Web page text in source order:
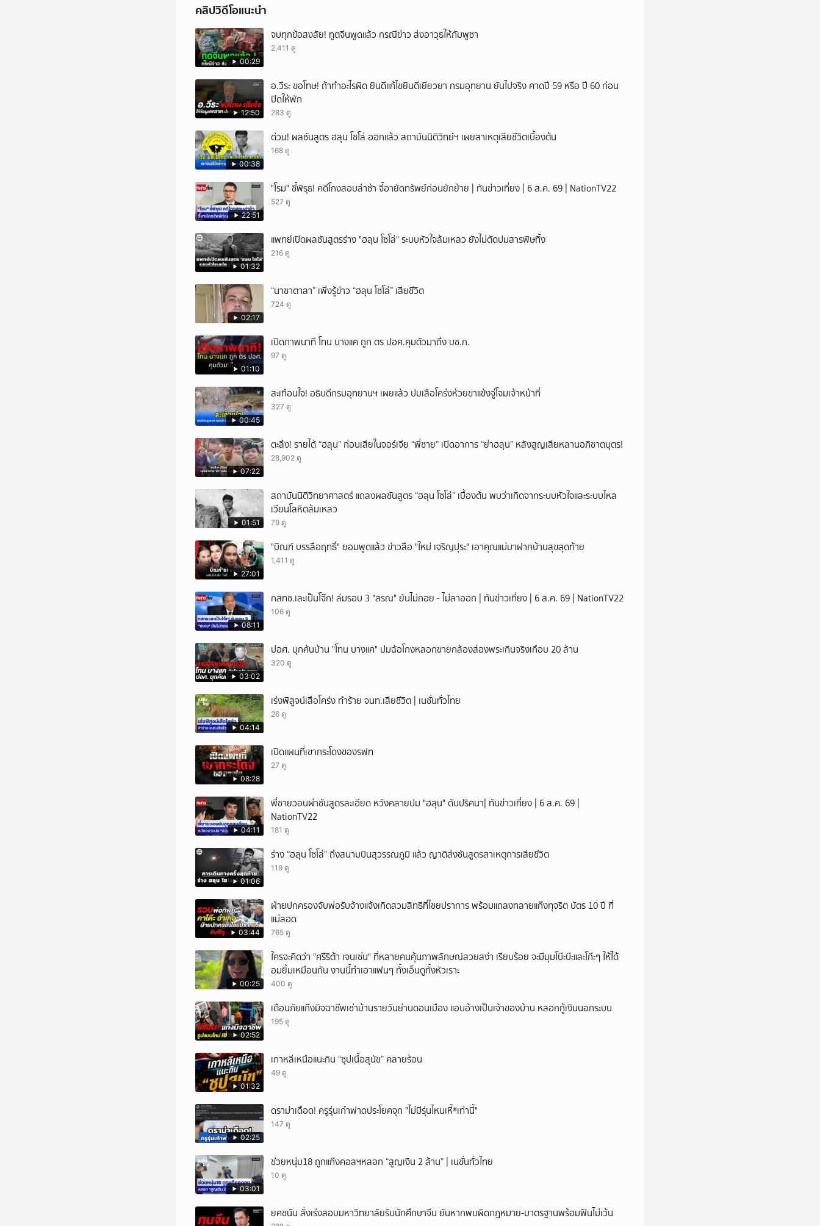
คลิปวิดีโอแนะนำ
00:29
จบทุกข้อสงสัย! ทูตจีนพูดแล้ว กรณีข่าว ส่งอาวุธให้กัมพูชา
2,411 ดู
12:50
อ.วีระ ขอโทษ! ถ้าทำอะไรผิด ยินดีแก้ไขยินดีเยียวยา กรมอุทยาน ยันไปจริง คาดปี 59 หรือ ปี 60 ก่อน
ปิดให้พัก
283 ดู
00:38
ด่วน! ผลชันสูตร ฮลุน โซโล่ ออกแล้ว สถาบันนิติวิทย์ฯ เผยสาเหตุเสียชีวิตเบื้องต้น
168 ดู
22:51
"โรม" ชี้พิรุธ! คดีโกงสอบล่าช้า จี้อายัดทรัพย์ก่อนยักย้าย | ทันข่าวเที่ยง | 6 ส.ค. 69 | NationTV22
527 ดู
01:32
แพทย์เปิดผลชันสูตรร่าง "ฮลุน โซโล่" ระบบหัวใจล้มเหลว ยังไม่ตัดปมสารพิษทิ้ง
216 ดู
02:17
“นาซาตาลา” เพิ่งรู้ข่าว “ฮลุน โซโล่” เสียชีวิต
724 ดู
01:10
เปิดภาพนาที โทน บางแค ถูก ตร ปอศ.คุมตัวมาถึง บช.ก.
97 ดู
00:45
สะเทือนใจ! อธิบดีกรมอุทยานฯ เผยแล้ว ปมเสือโคร่งห้วยขาแข้งจู่โจมเจ้าหน้าที่
327 ดู
07:22
ตะลึง! รายได้ “ฮลุน” ก่อนเสียในจอร์เจีย “พี่ชาย” เปิดอาการ “ย่าฮลุน” หลังสูญเสียหลานอภิชาตบุตร!
28,902 ดู
01:51
สถาบันนิติวิทยาศาสตร์ แถลงผลชันสูตร “ฮลุน โซโล่” เบื้องต้น พบว่าเกิดจากระบบหัวใจและระบบไหล
เวียนโลหิตล้มเหลว
79 ดู
27:01
"บิณฑ์ บรรลือฤทธิ์" ยอมพูดแล้ว ข่าวลือ "ใหม่ เจริญปุระ" เอาคุณแม่มาฝากบ้านสุขสุดท้าย
1,411 ดู
08:11
กสทช.เละเป็นโจ๊ก! ล่มรอบ 3 "สรณ" ยันไม่ถอย - ไม่ลาออก | ทันข่าวเที่ยง | 6 ส.ค. 69 | NationTV22
106 ดู
03:02
ปอศ. บุกค้นบ้าน "โทน บางแค" ปมฉ้อโกงหลอกขายกล้องส่องพระเกินจริงเกือบ 20 ล้าน
320 ดู
04:14
เร่งพิสูจน์เสือโคร่ง ทำร้าย จนท.เสียชีวิต | เนชั่นทั่วไทย
26 ดู
08:28
เปิดแผนที่เขากระโดงของรฟท
27 ดู
04:11
พี่ชายวอนผ่าชันสูตรละเอียด หวังคลายปม "ฮลุน" ดับปริศนา| ทันข่าวเที่ยง | 6 ส.ค. 69 |
NationTV22
181 ดู
01:06
ร่าง “ฮลุน โซโล่” ถึงสนามบินสุวรรณภูมิ แล้ว ญาติส่งชันสูตรสาเหตุการเสียชีวิต
119 ดู
03:44
ฝ่ายปกครองจับพ่อรับจ้างแจ้งเกิดสวมสิทธิที่ไชยปราการ พร้อมแถลงทลายแก๊งทุจริต บัตร 10 ปี ที่
แม่สอด
765 ดู
00:25
ใครจะคิดว่า "ศรีริต้า เจนเซ่น" ที่หลายคนคุ้นภาพลักษณ์สวยสง่า เรียบร้อย จะมีมุมโบ๊ะบ๊ะและโก๊ะๆ ให้ได้
อมยิ้มเหมือนกัน งานนี้ทำเอาแฟนๆ ทั้งเอ็นดูทั้งหัวเราะ
400 ดู
02:52
เตือนภัยแก๊งมิจฉาชีพเช่าบ้านรายวันย่านดอนเมือง แอบอ้างเป็นเจ้าของบ้าน หลอกกู้เงินนอกระบบ
195 ดู
01:32
เกาหลีเหนือแนะกิน “ซุปเนื้อสุนัข” คลายร้อน
49 ดู
02:25
ดราม่าเดือด! ครูรุ่นเก๋าฟาดประโยคจุก "ไม่มีรุ่นไหนเหี้*เท่านี้"
147 ดู
03:01
ช่วยหนุ่ม18 ถูกแก๊งคอลฯหลอก “สูญเงิน 2 ล้าน” | เนชั่นทั่วไทย
10 ดู
ยศชนัน สั่งเร่งสอบมหาวิทยาลัยรับนักศึกษาจีน ยันหากพบผิดกฎหมาย-มาตรฐานพร้อมฟันไม่เว้น